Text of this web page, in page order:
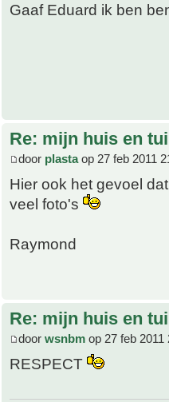
Gaaf Eduard ik ben
Re: mijn huis en
door plastaop 27 feb 2011
Hier ook het gevoel
veel foto's
Raymond
Re: mijn huis en
door wsnbm op 27 feb 2011
RESPECT